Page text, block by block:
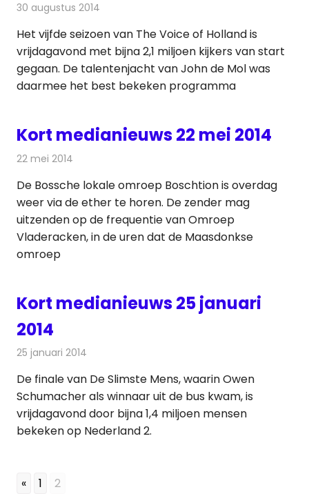
30 augustus 2014
Het vijfde seizoen van The Voice of Holland is
vrijdagavond met bijna 2,1 miljoen kijkers van start
gegaan. De talentenjacht van John de Mol was
daarmee het best bekeken programma
Kort medianieuws 22 mei 2014
22 mei 2014
De Bossche lokale omroep Boschtion is overdag
weer via de ether te horen. De zender mag
uitzenden op de frequentie van Omroep
Vladeracken, in de uren dat de Maasdonkse
omroep
Kort medianieuws 25 januari
2014
25 januari 2014
De finale van De Slimste Mens, waarin Owen
Schumacher als winnaar uit de bus kwam, is
vrijdagavond door bijna 1,4 miljoen mensen
bekeken op Nederland 2.
« 1 2